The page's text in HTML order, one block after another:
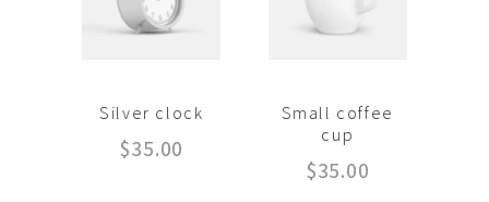
Silver clock
$35.00
Small coffee
cup
$35.00